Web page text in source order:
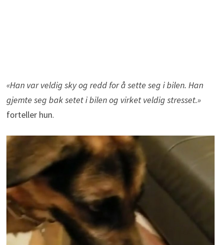
«Han var veldig sky og redd for å sette seg i bilen. Han
gjemte seg bak setet i bilen og virket veldig stresset.»
forteller hun.